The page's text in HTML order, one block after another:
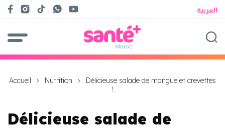
العربية
Accueil Nutrition
Délicieuse salade de mangue et crevettes
!
Délicieuse salade de